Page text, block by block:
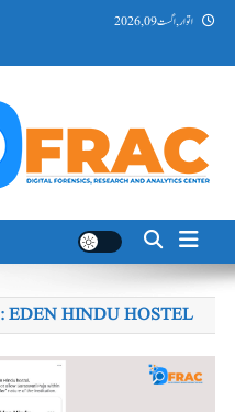
Skip اتوار, اگست 09, 2026
DFRAC_ORG
EDEN HINDU HOSTEL